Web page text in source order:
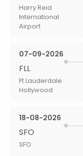
Harry Reid
International
Airport
07-09-2026
FLL
Ft Lauderdale
Hollywood
18-08-2026
SFO
SFO